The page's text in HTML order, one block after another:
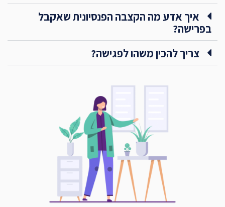
איך אדע מה הקצבה הפנסיונית שאקבל
בפרישה?
צריך להכין משהו לפגישה?